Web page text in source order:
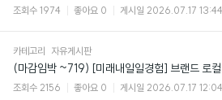
조회수 1974 좋아요 0 게시일 2026.07.17 13:44
카테고리 자유게시판
(마감임박 ~719) [미래내일일경험] 브랜드 로컬
조회수 2156 좋아요 0 게시일 2026.07.17 12:04